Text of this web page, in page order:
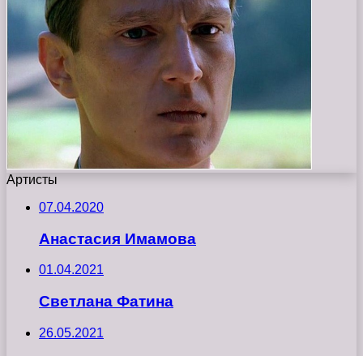
Артисты
07.04.2020
Анастасия Имамова
01.04.2021
Светлана Фатина
26.05.2021